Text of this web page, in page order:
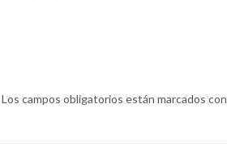
Los campos obligatorios están marcados con